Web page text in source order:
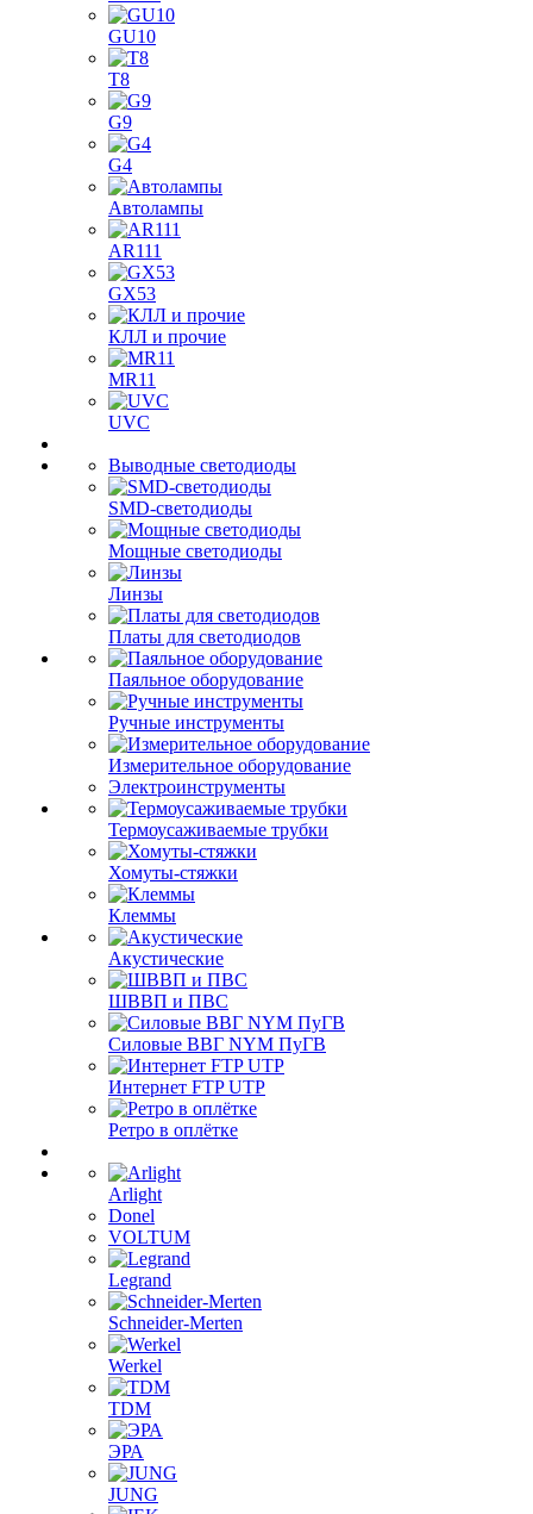
GU10
T8
G9
G4
Автолампы
AR111
GX53
КЛЛ и прочие
MR11
UVC
Выводные светодиоды
SMD-светодиоды
Мощные светодиоды
Линзы
Платы для светодиодов
Паяльное оборудование
Ручные инструменты
Измерительное оборудование
Электроинструменты
Термоусаживаемые трубки
Хомуты-стяжки
Клеммы
Акустические
ШВВП и ПВС
Силовые ВВГ NYM ПуГВ
Интернет FTP UTP
Ретро в оплётке
Arlight
Donel
VOLTUM
Legrand
Schneider-Merten
Werkel
TDM
ЭРА
JUNG